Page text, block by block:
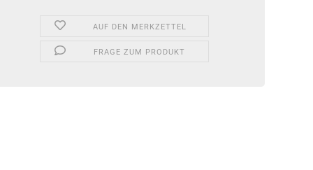
AUF DEN MERKZETTEL
FRAGE ZUM PRODUKT